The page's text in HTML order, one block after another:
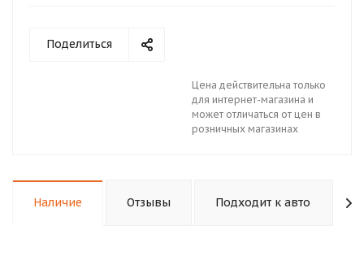
Поделиться
Цена действительна только
для интернет-магазина и
может отличаться от цен в
розничных магазинах
Наличие Отзывы Подходит к авто